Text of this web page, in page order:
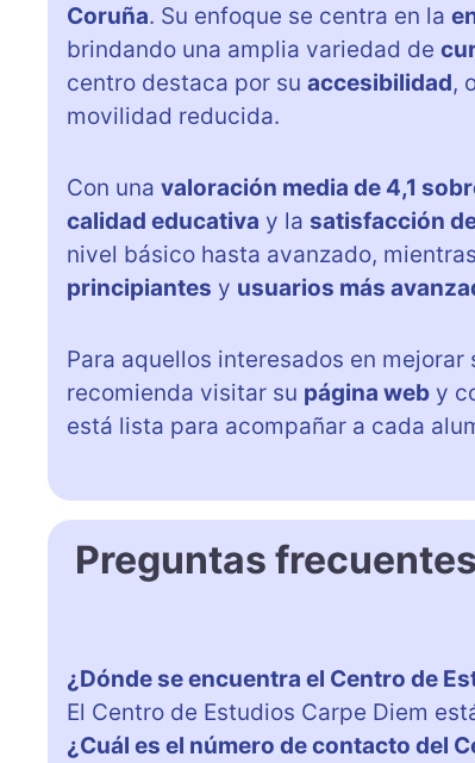
Coruña. Su enfoque se centra en la
brindando una amplia variedad de
centro destaca por su accesibilidad,
movilidad reducida.
Con una valoración media de 4,1
calidad educativa y la satisfacción
nivel básico hasta avanzado,
principiantes y usuarios más
Para aquellos interesados en
recomienda visitar su página web y
está lista para acompañar a cada
Preguntas
¿Dónde se encuentra el Centro de
El Centro de Estudios Carpe Diem
¿Cuál es el número de contacto del